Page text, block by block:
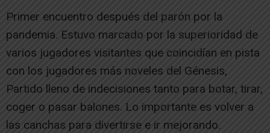
Primer encuentro después del parón por la
pandemia. Estuvo marcado por la superioridad de
varios jugadores visitantes que coincidían en pista
con los jugadores más noveles del Génesis,
Partido lleno de indecisiones tanto para botar, tirar,
coger o pasar balones. Lo importante es volver a
las canchas para divertirse e ir mejorando.